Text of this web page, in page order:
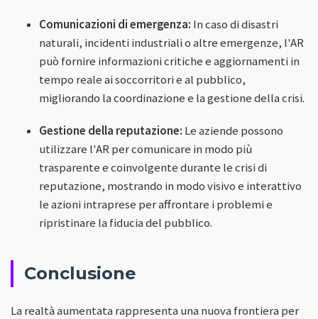
Comunicazioni di emergenza: In caso di disastri
naturali, incidenti industriali o altre emergenze, l'AR
può fornire informazioni critiche e aggiornamenti in
tempo reale ai soccorritori e al pubblico,
migliorando la coordinazione e la gestione della crisi.
Gestione della reputazione: Le aziende possono
utilizzare l'AR per comunicare in modo più
trasparente e coinvolgente durante le crisi di
reputazione, mostrando in modo visivo e interattivo
le azioni intraprese per affrontare i problemi e
ripristinare la fiducia del pubblico.
Conclusione
La realtà aumentata rappresenta una nuova frontiera per